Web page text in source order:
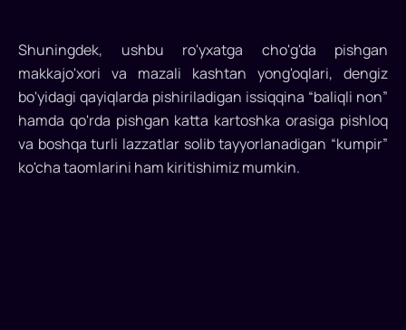
Shuningdek, ushbu ro'yxatga cho'g'da pishgan
makkajo'xori va mazali kashtan yong'oqlari, dengiz
bo'yidagi qayiqlarda pishiriladigan issiqqina “baliqli non”
hamda qo'rda pishgan katta kartoshka orasiga pishloq
va boshqa turli lazzatlar solib tayyorlanadigan “kumpir”
ko'cha taomlarini ham kiritishimiz mumkin.